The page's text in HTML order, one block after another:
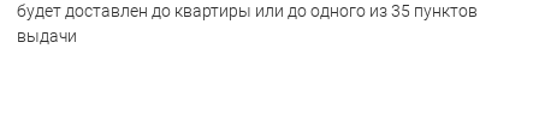
будет доставлен до квартиры или до одного из 35 пунктов
выдачи